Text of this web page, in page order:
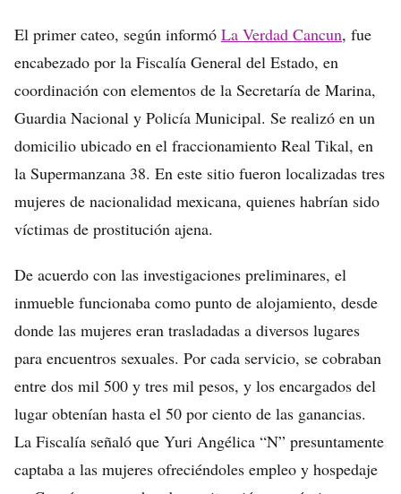
El primer cateo, según informó La Verdad Cancun, fue
encabezado por la Fiscalía General del Estado, en
coordinación con elementos de la Secretaría de Marina,
Guardia Nacional y Policía Municipal. Se realizó en un
domicilio ubicado en el fraccionamiento Real Tikal, en
la Supermanzana 38. En este sitio fueron localizadas tres
mujeres de nacionalidad mexicana, quienes habrían sido
víctimas de prostitución ajena.
De acuerdo con las investigaciones preliminares, el
inmueble funcionaba como punto de alojamiento, desde
donde las mujeres eran trasladadas a diversos lugares
para encuentros sexuales. Por cada servicio, se cobraban
entre dos mil 500 y tres mil pesos, y los encargados del
lugar obtenían hasta el 50 por ciento de las ganancias.
La Fiscalía señaló que Yuri Angélica “N” presuntamente
captaba a las mujeres ofreciéndoles empleo y hospedaje